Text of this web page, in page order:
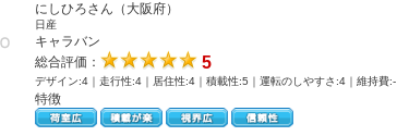
にしひろさん（大阪府）
日産
キャラバン
総合評価：
5
デザイン:4｜走行性:4｜居住性:4｜積載性:5｜運転のしやすさ:4｜維持費:-
特徴